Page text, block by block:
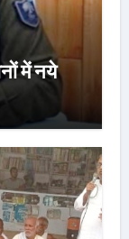
में नये